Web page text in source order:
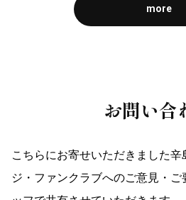
more
お問い合
こちらにお寄せいただきました
ジ・ファンクラブへのご意見・